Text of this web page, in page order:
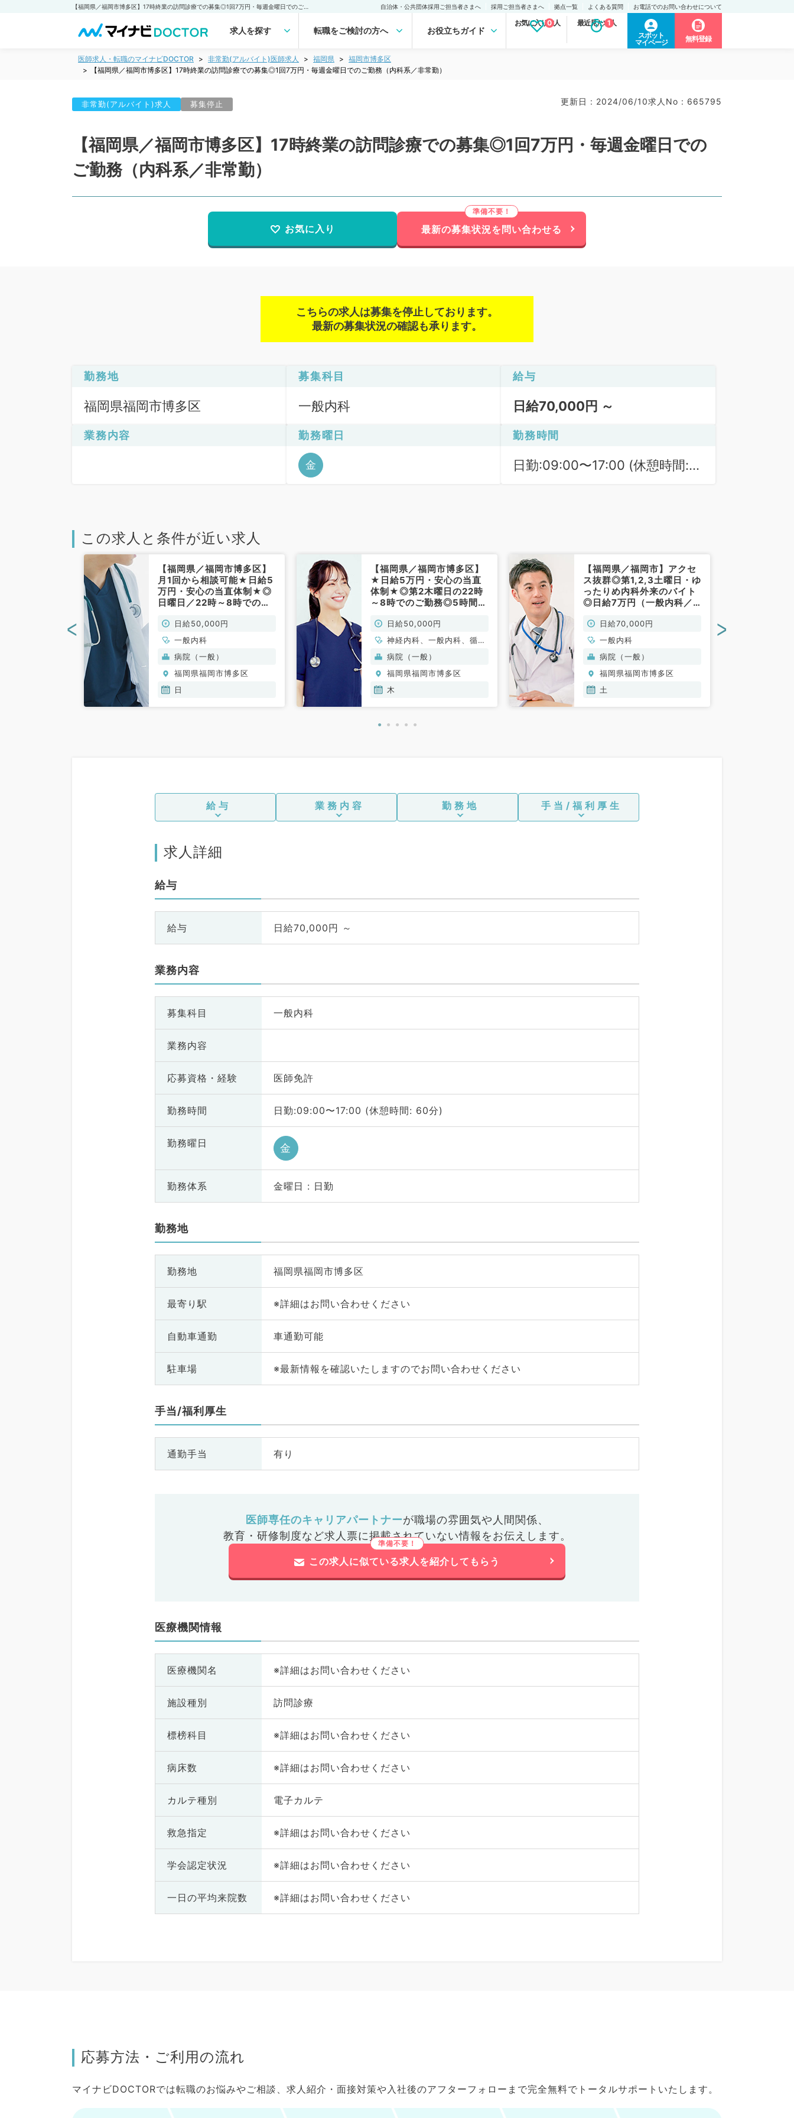
自治体・公共団体採用ご担当者さまへ 採用ご担当者さまへ 拠点一覧 よくある質問 お電話でのお問い合わせについて
求人を探す 転職をご検討の方へ お役立ちガイド
お気に入り求人
0 最近見た求人
1
スポット
マイページ
無料登録
医師求人・転職のマイナビDOCTOR 非常勤(アルバイト)医師求人 福岡県
福岡市博多区
【福岡県／福岡市博多区】17時終業の訪問診療での募集◎1回7万円・毎週金曜日でのご勤務（内科系／非常勤）
非常勤(アルバイト)求人 募集停止 更新日 : 2024/06/10求人No : 665795
【福岡県／福岡市博多区】17時終業の訪問診療での募集◎1回7万円・毎週金曜日での
ご勤務（内科系／非常勤）
お気に入り 最新の募集状況を問い合わせる
こちらの求人は募集を停止しております。
最新の募集状況の確認も承ります。
勤務地
福岡県福岡市博多区
募集科目
一般内科
給与
日給70,000円 ～
業務内容 勤務曜日
金
勤務時間
日勤:09:00〜17:00 (休憩時間:
この求人と条件が近い求人
【福岡県／福岡市博多区】
月1回から相談可能★日給5
万円・安心の当直体制★◎
日曜日／22時～8時でのご
日給50,000円
一般内科
病院（一般）
福岡県福岡市博多区
日
【福岡県／福岡市博多区】
★日給5万円・安心の当直
体制★◎第2木曜日の22時
～8時でのご勤務◎5時間の
務となります（内科系／非
常勤）
日給50,000円
神経内科、一般内科、循環
器内科、呼吸器内科、消化
器内科、腎臓内科
病院（一般）
福岡県福岡市博多区
木
【福岡県／福岡市】アクセ
ス抜群◎第1,2,3土曜日・ゆ
ったりめ内科外来のバイト
◎日給7万円（一般内科／
日給70,000円
一般内科
病院（一般）
福岡県福岡市博多区
土
< >
給与 業務内容 勤務地 手当/福利厚生
求人詳細
給与
給与 日給70,000円 ～
業務内容
募集科目 一般内科
業務内容
応募資格・ 経験 医師免許
勤務時間 日勤:09:00〜17:00 (休憩時間: 60分)
勤務曜日 金
勤務体系 金曜日 : 日勤
勤務地
勤務地 福岡県福岡市博多区
最寄り駅 ※詳細はお問い合わせください
自動車通勤 車通勤可能
駐車場 ※最新情報を確認いたしますのでお問い合わせください
手当/福利厚生
通勤手当 有り
医師専任のキャリアパートナーが職場の雰囲気や人間関係、
教育・研修制度など求人票に掲載されていない情報をお伝えします。
この求人に似ている求人を紹介してもらう
医療機関情報
医療機関名 ※詳細はお問い合わせください
施設種別 訪問診療
標榜科目 ※詳細はお問い合わせください
病床数 ※詳細はお問い合わせください
カルテ種別 電子カルテ
救急指定 ※詳細はお問い合わせください
学会認定状況 ※詳細はお問い合わせください
一日の平均来院数 ※詳細はお問い合わせください
応募方法・ご利用の流れ
マイナビDOCTORでは転職のお悩みやご相談、求人紹介・面接対策や入社後のアフターフォローまで完全無料でトータルサポートいたします。